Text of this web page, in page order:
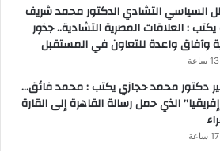
السياسي التشادي الدكتور محمد شريف
: العلاقات المصرية التشادية.. جذور
وآفاق واعدة للتعاون في المستقبل
دكتور محمد حجازي يكتب : محمد فائق…
إفريقيا” الذي حمل رسالة القاهرة إلى القارة